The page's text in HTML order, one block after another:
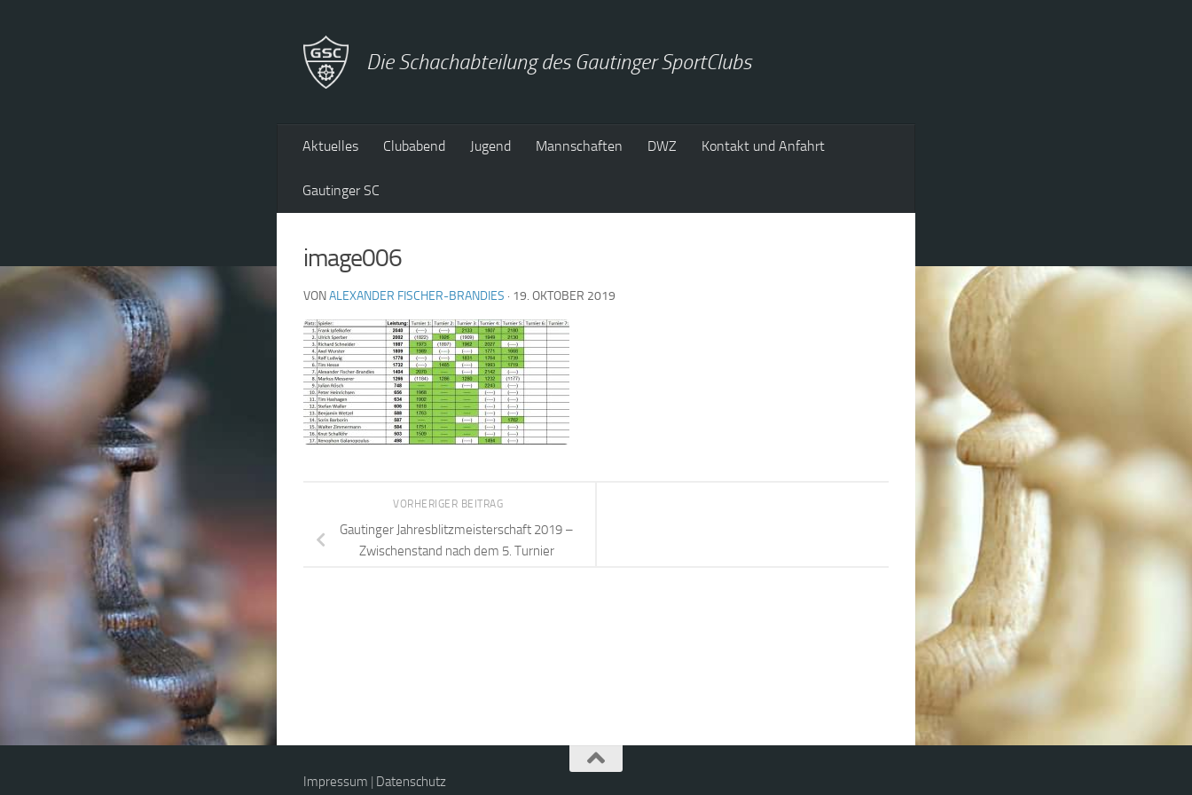
Die Schachabteilung des Gautinger SportClubs
Aktuelles Clubabend Jugend Mannschaften DWZ Kontakt und Anfahrt
Gautinger SC
image006
VONALEXANDER FISCHER-BRANDIES · 19. OKTOBER 2019
VORHERIGER BEITRAG
Gautinger Jahresblitzmeisterschaft 2019 –
Zwischenstand nach dem 5. Turnier
Impressum | Datenschutz